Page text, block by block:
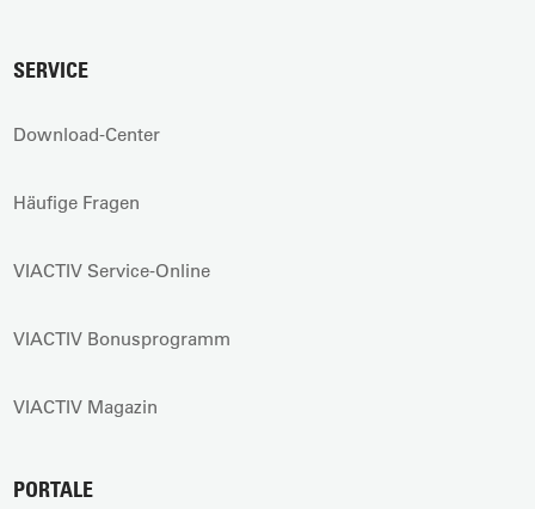
SERVICE
Download-Center
Häufige Fragen
VIACTIV Service-Online
VIACTIV Bonusprogramm
VIACTIV Magazin
PORTALE